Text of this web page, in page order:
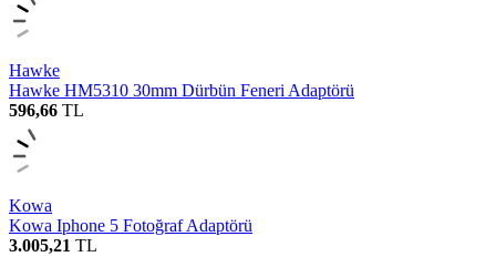
Hawke
Hawke HM5310 30mm Dürbün Feneri Adaptörü
596,66 TL
Kowa
Kowa Iphone 5 Fotoğraf Adaptörü
3.005,21 TL